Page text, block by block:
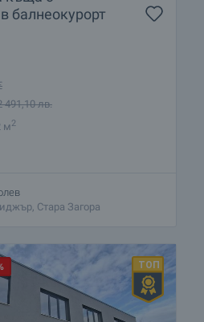
балнеокурорт
491,10 лв.
м2
Стара Загора